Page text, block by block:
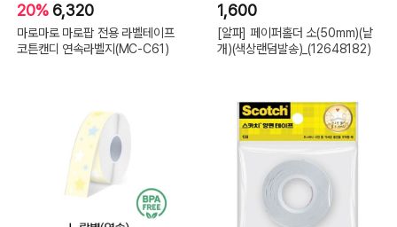
20% 6,320
마로마로 마로팝 전용 라벨테이프
코튼캔디 연속라벨지(MC-C61)
1,600
[알파] 페이퍼홀더 소(50mm)(낱
개)(색상랜덤발송)_(12648182)